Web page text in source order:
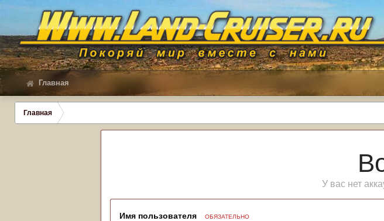
Главная
Главная
У вас нет
Имя пользователя ОБЯЗАТЕЛЬНО